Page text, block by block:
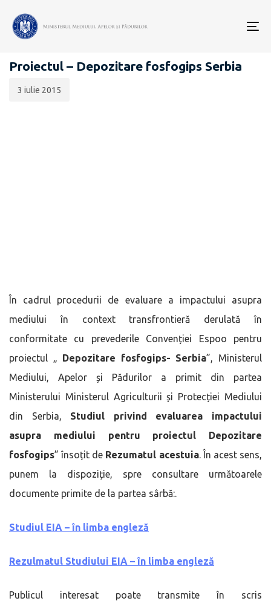
EVALUARE IMPACT ASUPRA MEDIULUI PENTRU PROIECTE
Proiectul – Depozitare fosfogips Serbia
publicării:
3 iulie 2015
În cadrul procedurii de evaluare a impactului asupra
mediului în context transfrontieră derulată în
conformitate cu prevederile Convenției Espoo pentru
proiectul „ Depozitare fosfogips- Serbia”, Ministerul
Mediului, Apelor și Pădurilor a primit din partea
Ministerului Ministerul Agriculturii și Protecției Mediului
din Serbia, Studiul privind evaluarea impactului
asupra mediului pentru proiectul Depozitare
fosfogips” însoțit de Rezumatul acestuia. În acest sens,
punem la dispoziţie, spre consultare următoarele
documente primite de la partea sârbă:.
Studiul EIA – în limba engleză
Rezulmatul Studiului EIA – în limba engleză
Publicul interesat poate transmite în scris